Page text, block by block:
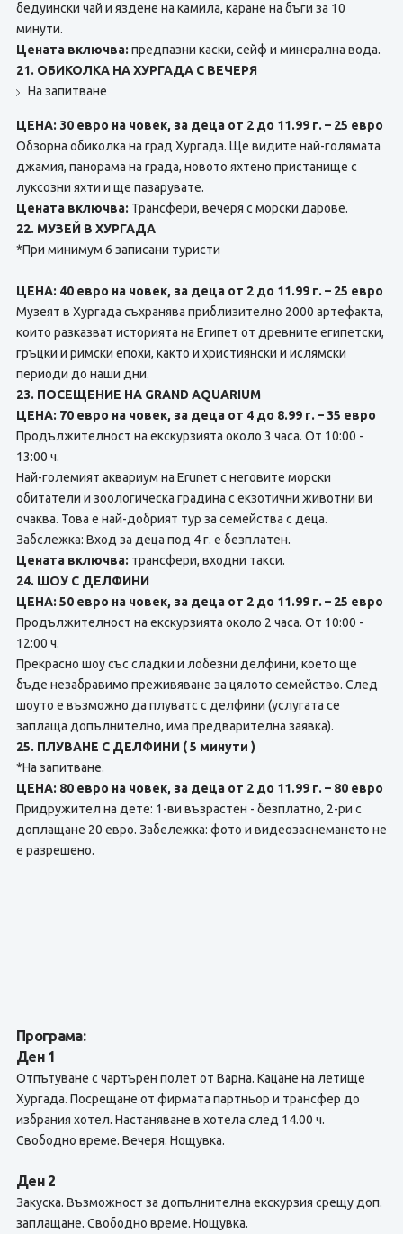
бедуински чай и яздене на камила, каране на бъги за 10
минути.
Цената включва: предпазни каски, сейф и минерална вода.
21. ОБИКОЛКА НА ХУРГАДА С ВЕЧЕРЯ
На запитване
ЦЕНА: 30 евро на човек, за деца от 2 до 11.99 г. – 25 евро
Обзорна обиколка на град Хургада. Ще видите най-голямата
джамия, панорама на града, новото яхтено пристанище с
луксозни яхти и ще пазарувате.
Цената включва: Трансфери, вечеря с морски дарове.
22. МУЗЕЙ В ХУРГАДА
*При минимум 6 записани туристи
ЦЕНА: 40 евро на човек, за деца от 2 до 11.99 г. – 25 евро
Музеят в Хургада съхранява приблизително 2000 артефакта,
които разказват историята на Египет от древните египетски,
гръцки и римски епохи, както и християнски и ислямски
периоди до наши дни.
23. ПОСЕЩЕНИЕ НА GRAND AQUARIUM
ЦЕНА: 70 евро на човек, за деца от 4 до 8.99 г. – 35 евро
Продължителност на екскурзията около 3 часа. От 10:00 -
13:00 ч.
Най-големият аквариум на Eruneт с неговите морски
обитатели и зоологическа градина с екзотични животни ви
очаква. Това е най-добрият тур за семейства с деца.
Забслежка: Вход за деца под 4 г. е безплатен.
Цената включва: трансфери, входни такси.
24. ШОУ С ДЕЛФИНИ
ЦЕНА: 50 евро на човек, за деца от 2 до 11.99 г. – 25 евро
Продължителност на екскурзията около 2 часа. От 10:00 -
12:00 ч.
Прекрасно шоу със сладки и лобезни делфини, което ще
бъде незабравимо преживяване за цялото семейство. След
шоуто е възможно да плуватс с делфини (услугата се
заплаща допълнително, има предварителна заявка).
25. ПЛУВАНЕ С ДЕЛФИНИ ( 5 минути )
*На запитване.
ЦЕНА: 80 евро на човек, за деца от 2 до 11.99 г. – 80 евро
Придружител на дете: 1-ви възрастен - безплатно, 2-ри с
доплащане 20 евро. Забележка: фото и видеозаснемането не
е разрешено.
Програма:
Ден 1
Отпътуване с чартърен полет от Варна. Кацане на летище
Хургада. Посрещане от фирмата партньор и трансфер до
избрания хотел. Настаняване в хотела след 14.00 ч.
Свободно време. Вечеря. Нощувка.
Ден 2
Закуска. Възможност за допълнителна екскурзия срещу доп.
заплащане. Свободно време. Нощувка.